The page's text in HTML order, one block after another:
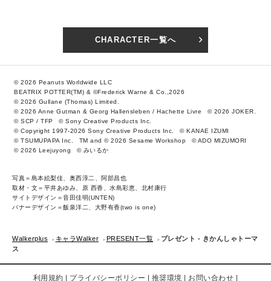
CHARACTER一覧へ
© 2026 Peanuts Worldwide LLC
BEATRIX POTTER(TM) & ©Frederick Warne & Co.,2026
© 2026 Gullane (Thomas) Limited.
© 2026 Anne Gutman & Georg Hallensleben / Hachette Livre
© 2026 JOKER.
© SCP / TFP
© Sony Creative Products Inc.
© Copyright 1997-2026 Sony Creative Products Inc.
© KANAE IZUMI
© TSUMUPAPA Inc.
TM and © 2026 Sesame Workshop
© ADO MIZUMORI
© 2026 Leejuyong
© みいるか
写真＝島本絵梨佳、奥西淳二、阿部昌也
取材・文＝平井あゆみ、原 西香、水島彩恵、北村康行
サイトデザイン＝音田佳明(UNTEN)
バナーデザイン＝飯泉洋二、大野有香(two is one)
Walkerplus キャラWalker PRESENT一覧
プレゼント - きかんしゃトーマ
ス
利用規約 プライバシーポリシー 推奨環境 お問い合わせ